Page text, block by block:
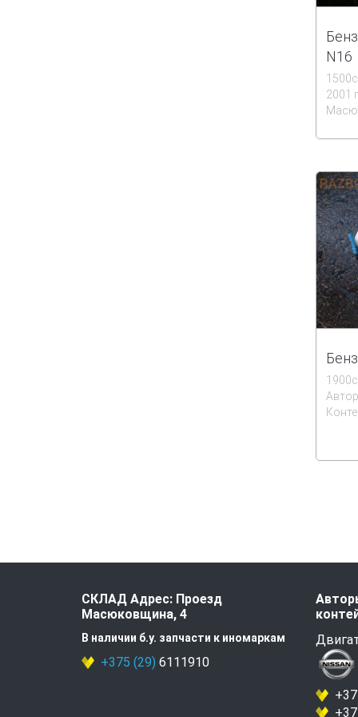
N16
2001
СКЛАД Адрес: Проезд
Масюковщина, 4
В наличии б.у. запчасти к иномаркам
+375 (29) 6111910